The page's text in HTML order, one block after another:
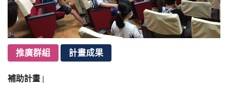
推廣群組 計畫成果
補助計畫 |